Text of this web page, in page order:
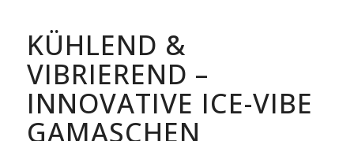
KÜHLEND &
VIBRIEREND –
INNOVATIVE ICE-VIBE
GAMASCHEN